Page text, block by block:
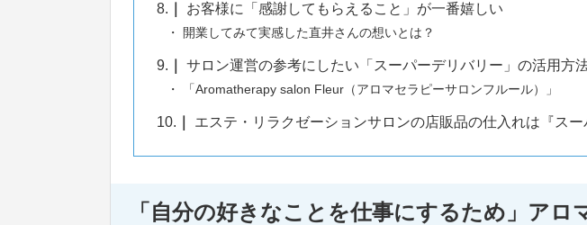
8. お客様に「感謝してもらえること」が一番嬉しい
開業してみて実感した直井さんの想いとは？
9. サロン運営の参考にしたい「スーパーデリバリー」の活用方
「Aromatherapy salon Fleur（アロマセラピーサロンフルール）」
10. エステ・リラクゼーションサロンの店販品の仕入れは『スー
「自分の好きなことを仕事にするため」アロ